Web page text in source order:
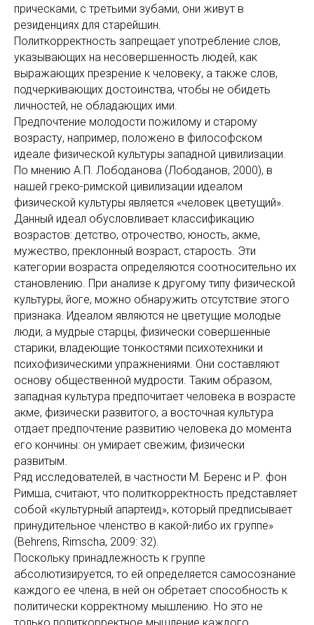
прическами, с третьими зубами, они живут в
резиденциях для старейшин.
Политкорректность запрещает употребление слов,
указывающих на несовершенность людей, как
выражающих презрение к человеку, а также слов,
подчеркивающих достоинства, чтобы не обидеть
личностей, не обладающих ими.
Предпочтение молодости пожилому и старому
возрасту, например, положено в философском
идеале физической культуры западной цивилизации.
По мнению А.П. Лободанова (Лободанов, 2000), в
нашей греко-римской цивилизации идеалом
физической культуры является «человек цветущий».
Данный идеал обусловливает классификацию
возрастов: детство, отрочество, юность, акме,
мужество, преклонный возраст, старость. Эти
категории возраста определяются соотносительно их
становлению. При анализе к другому типу физической
культуры, йоге, можно обнаружить отсутствие этого
признака. Идеалом являются не цветущие молодые
люди, а мудрые старцы, физически совершенные
старики, владеющие тонкостями психотехники и
психофизическими упражнениями. Они составляют
основу общественной мудрости. Таким образом,
западная культура предпочитает человека в возрасте
акме, физически развитого, а восточная культура
отдает предпочтение развитию человека до момента
его кончины: он умирает свежим, физически
развитым.
Ряд исследователей, в частности М. Беренс и Р. фон
Римша, считают, что политкорректность представляет
собой «культурный апартеид», который предписывает
принудительное членство в какой-либо их группе»
(Behrens, Rimscha, 2009: 32).
Поскольку принадлежность к группе
абсолютизируется, то ей определяется самосознание
каждого ее члена, в ней он обретает способность к
политически корректному мышлению. Но это не